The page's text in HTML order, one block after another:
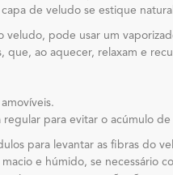
de veludo se estique
veludo, pode usar um
que, ao aquecer, relaxam e
regular para evitar o acúmulo
para levantar as fibras do
e húmido, se necessário